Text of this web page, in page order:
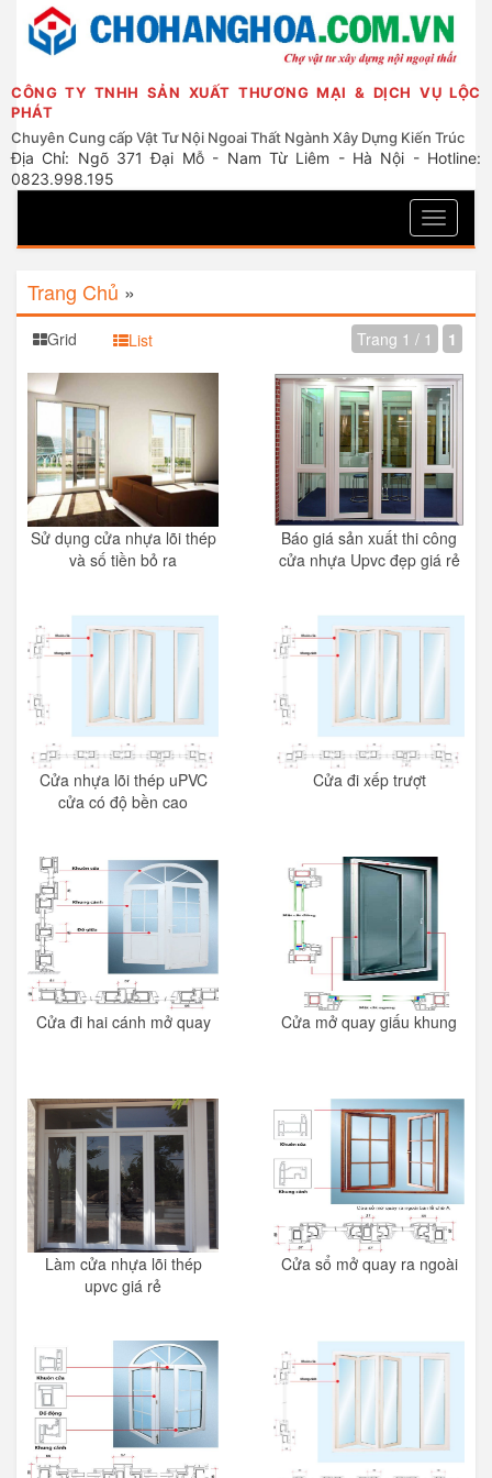
CÔNG TY TNHH SẢN XUẤT THƯƠNG MẠI & DỊCH VỤ LỘC
PHÁT
Chuyên Cung cấp Vật Tư Nội Ngoai Thất Ngành Xây Dựng Kiến Trúc
Địa Chỉ: Ngõ 371 Đại Mỗ - Nam Từ Liêm - Hà Nội - Hotline:
0823.998.195
Toggle
Trang Chủ »
Grid List Trang 1 / 1 1
Sử dụng cửa nhựa lõi thép
và số tiền bỏ ra
Báo giá sản xuất thi công
cửa nhựa Upvc đẹp giá rẻ
Cửa nhựa lõi thép uPVC
cửa có độ bền cao
Cửa đi xếp trượt
Cửa đi hai cánh mở quay Cửa mở quay giấu khung
Làm cửa nhựa lõi thép
upvc giá rẻ
Cửa sổ mở quay ra ngoài